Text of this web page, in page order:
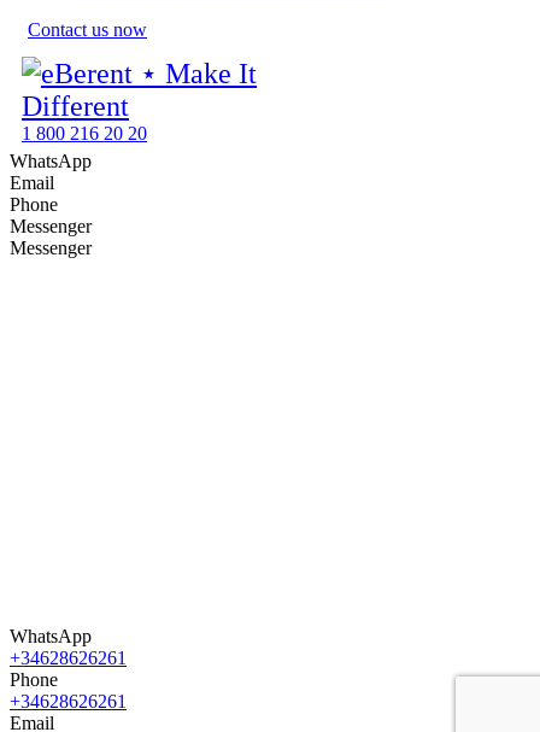
Contact us now
1 800 216 20 20
WhatsApp
Email
Phone
Messenger
Messenger
WhatsApp
+34628626261
Phone
+34628626261
Email